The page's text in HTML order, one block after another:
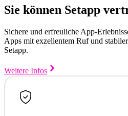
Sie können Setapp
Sichere und erfreuliche App-
Apps mit exzellentem Ruf und
Setapp.
Weitere Infos